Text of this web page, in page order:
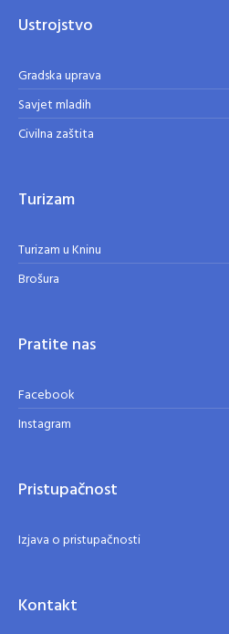
Ustrojstvo
Gradska uprava
Savjet mladih
Civilna zaštita
Turizam
Turizam u Kninu
Brošura
Pratite nas
Facebook
Instagram
Pristupačnost
Izjava o pristupačnosti
Kontakt